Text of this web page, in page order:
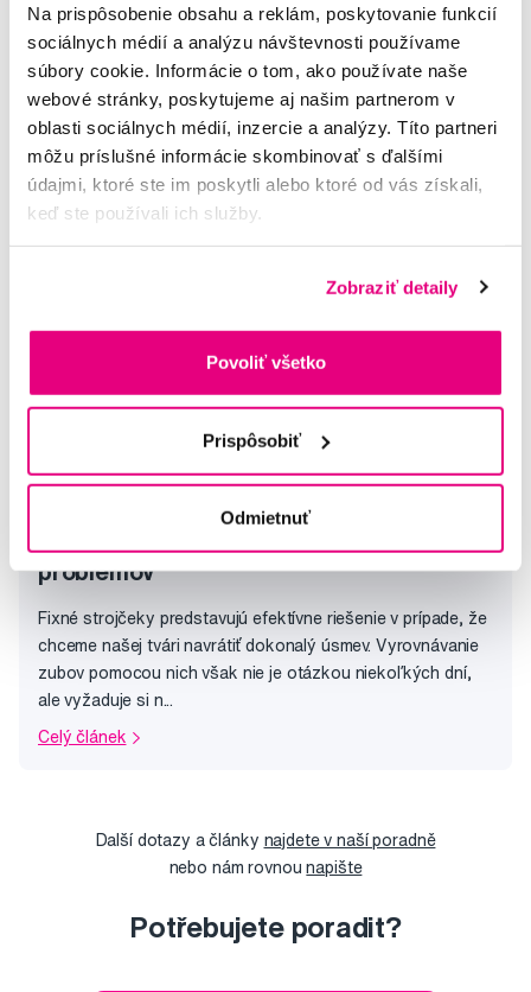
Na prispôsobenie obsahu a reklám, poskytovanie funkcií
sociálnych médií a analýzu návštevnosti používame
súbory cookie. Informácie o tom, ako používate naše
webové stránky, poskytujeme aj našim partnerom v
oblasti sociálnych médií, inzercie a analýzy. Títo partneri
môžu príslušné informácie skombinovať s ďalšími
údajmi, ktoré ste im poskytli alebo ktoré od vás získali,
keď ste používali ich služby.
Zobraziť detaily
Povoliť všetko
Prispôsobiť
Odmietnuť
Vybrané dotazy a články
ustna voda pri strojceku
miriam
Správna starostlivosť o ortodontický
problémov
Fixné strojčeky predstavujú efektívne riešenie v prípade, že
chceme našej tvári navrátiť dokonalý úsmev. Vyrovnávanie
zubov pomocou nich však nie je otázkou niekoľkých dní,
ale vyžaduje si n...
Celý článek
Další dotazy a články najdete v naší poradně
nebo nám rovnounapište
Potřebujete poradit?